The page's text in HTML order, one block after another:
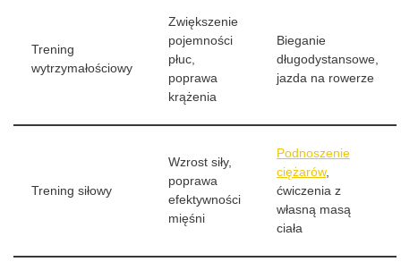
Trening
wytrzymałościowy
Zwiększenie
pojemności
płuc,
poprawa
krążenia
Bieganie
długodystansowe,
jazda na rowerze
Trening siłowy
Wzrost siły,
poprawa
efektywności
mięśni
Podnoszenie
ciężarów,
ćwiczenia z
własną masą
ciała